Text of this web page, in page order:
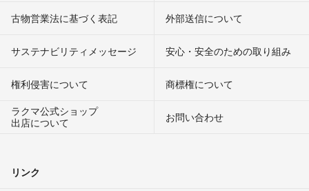
古物営業法に基づく表記 外部送信について
サステナビリティメッセージ 安心・安全のための取り組み
権利侵害について
商標権について
ラクマ公式ショップ
出店について
お問い合わせ
リンク